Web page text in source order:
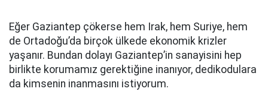
Eğer Gaziantep çökerse hem Irak, hem Suriye, hem
de Ortadoğu’da birçok ülkede ekonomik krizler
yaşanır. Bundan dolayı Gaziantep’in sanayisini hep
birlikte korumamız gerektiğine inanıyor, dedikodulara
da kimsenin inanmasını istiyorum.